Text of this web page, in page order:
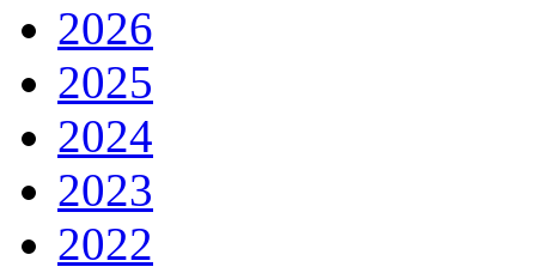
2026
2025
2024
2023
2022